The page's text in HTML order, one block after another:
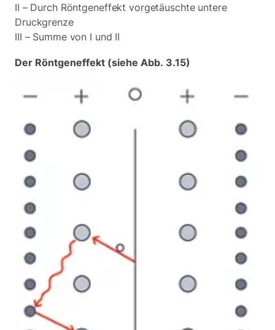
II – Durch Röntgeneffekt vorgetäuschte untere
Druckgrenze
III – Summe von I und II
Der Röntgeneffekt (siehe Abb. 3.15)